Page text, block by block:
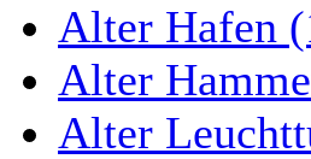
Alter Hafen
Alter
Alter